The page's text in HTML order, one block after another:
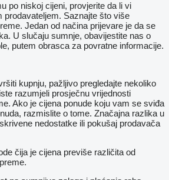
po niskoj cijeni, provjerite da li vi
prodavateljem. Saznajte što više
Jedan od načina prijevare je da se
U slučaju sumnje, obavijestite nas o
putem obrasca za povratne informacije.
kupnju, pažljivo pregledajte nekoliko
razumjeli prosječnu vrijednosti
Ako je cijena ponude koju vam se sviđa
razmislite o tome. Značajna razlika u
nedostatke ili pokušaj prodavača
čija je cijena previše različita od